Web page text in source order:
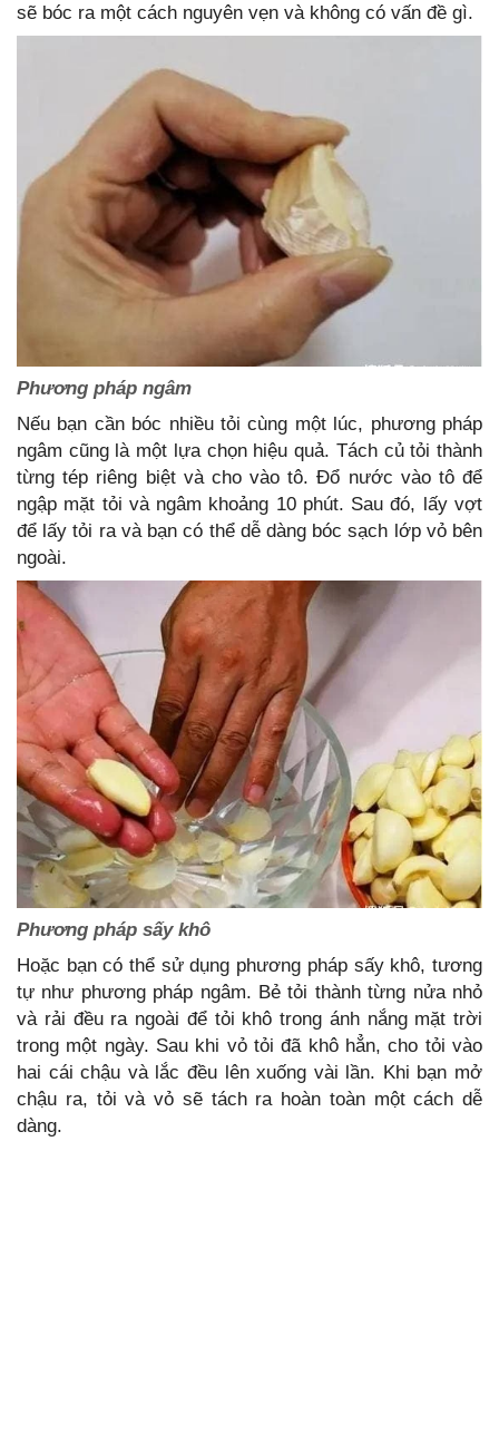
sẽ bóc ra một cách nguyên vẹn và không có vấn đề gì.
Phương pháp ngâm
Nếu bạn cần bóc nhiều tỏi cùng một lúc, phương pháp
ngâm cũng là một lựa chọn hiệu quả. Tách củ tỏi thành
từng tép riêng biệt và cho vào tô. Đổ nước vào tô để
ngập mặt tỏi và ngâm khoảng 10 phút. Sau đó, lấy vợt
để lấy tỏi ra và bạn có thể dễ dàng bóc sạch lớp vỏ bên
ngoài.
Phương pháp sấy khô
Hoặc bạn có thể sử dụng phương pháp sấy khô, tương
tự như phương pháp ngâm. Bẻ tỏi thành từng nửa nhỏ
và rải đều ra ngoài để tỏi khô trong ánh nắng mặt trời
trong một ngày. Sau khi vỏ tỏi đã khô hẳn, cho tỏi vào
hai cái chậu và lắc đều lên xuống vài lần. Khi bạn mở
chậu ra, tỏi và vỏ sẽ tách ra hoàn toàn một cách dễ
dàng.